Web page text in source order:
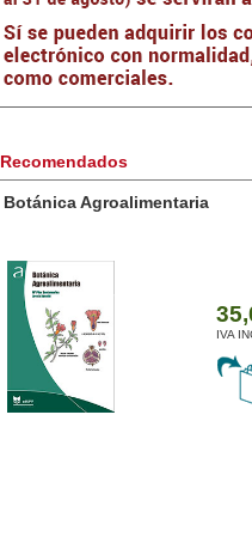
Recomendados
Botánica Agroalimentaria
IVA